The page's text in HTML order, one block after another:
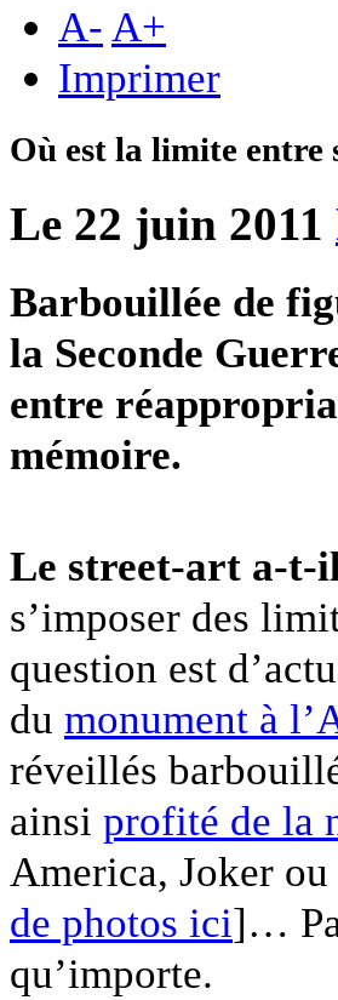
A- A+
Imprimer
Où est la limite
Le 22 juin 2011
Barbouillée de
la Seconde
entre
mémoire.
Le street-art a-t-
s’imposer des
question est
du monument à
réveillés
ainsi profité de la
America, Joker
de photos ici]…
qu’importe.